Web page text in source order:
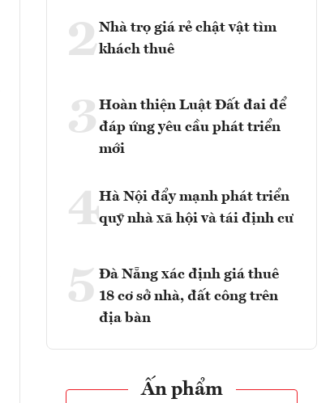
2Nhà trọ giá rẻ chật vật tìm
khách thuê
3 Hoàn thiện Luật Đất đai để
đáp ứng yêu cầu phát triển
mới
4Hà Nội đẩy mạnh phát triển
quỹ nhà xã hội và tái định cư
5 Đà Nẵng xác định giá thuê
18 cơ sở nhà, đất công trên
địa bàn
Ấn phẩm